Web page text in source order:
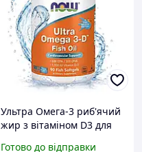
Ультра Омега-3 риб'ячий
жир з вітаміном D3 для
Готово до відправки